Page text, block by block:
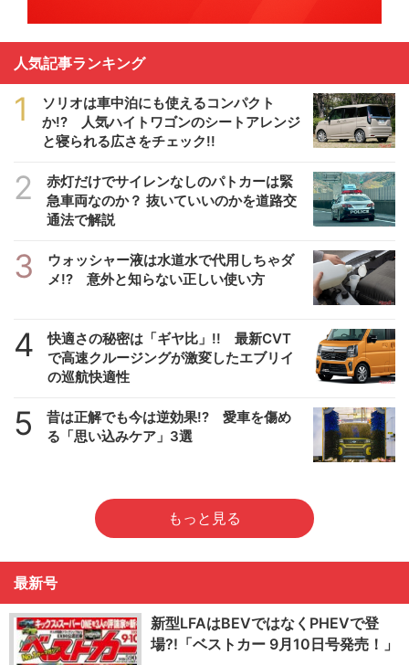
人気記事ランキング
1
ソリオは車中泊にも使えるコンパクト
か!? 人気ハイトワゴンのシートアレンジ
と寝られる広さをチェック!!
2
赤灯だけでサイレンなしのパトカーは緊
急車両なのか？ 抜いていいのかを道路交
通法で解説
3
ウォッシャー液は水道水で代用しちゃダ
メ!? 意外と知らない正しい使い方
4
快適さの秘密は「ギヤ比」!! 最新CVT
で高速クルージングが激変したエブリイ
の巡航快適性
5
昔は正解でも今は逆効果!? 愛車を傷め
る「思い込みケア」3選
もっと見る
最新号
新型LFAはBEVではなくPHEVで登
場?!「ベストカー 9月10日号発売！」